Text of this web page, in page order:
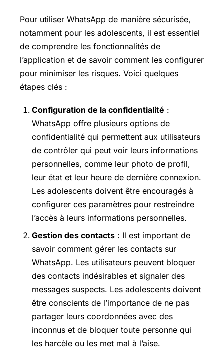
Pour utiliser WhatsApp de manière sécurisée,
notamment pour les adolescents, il est essentiel
de comprendre les fonctionnalités de
l’application et de savoir comment les configurer
pour minimiser les risques. Voici quelques
étapes clés :
Configuration de la confidentialité :
WhatsApp offre plusieurs options de
confidentialité qui permettent aux utilisateurs
de contrôler qui peut voir leurs informations
personnelles, comme leur photo de profil,
leur état et leur heure de dernière connexion.
Les adolescents doivent être encouragés à
configurer ces paramètres pour restreindre
l’accès à leurs informations personnelles.
Gestion des contacts : Il est important de
savoir comment gérer les contacts sur
WhatsApp. Les utilisateurs peuvent bloquer
des contacts indésirables et signaler des
messages suspects. Les adolescents doivent
être conscients de l’importance de ne pas
partager leurs coordonnées avec des
inconnus et de bloquer toute personne qui
les harcèle ou les met mal à l’aise.